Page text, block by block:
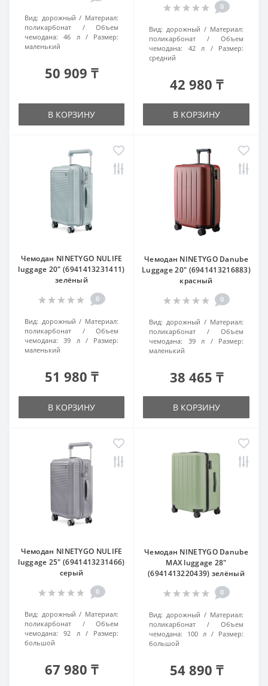
Вид: дорожный
Материал:
поликарбонат
Объем
чемодана:
46 л
Размер:
маленький
50 909 ₸
В КОРЗИНУ
0
Вид: дорожный
Материал:
поликарбонат
Объем
чемодана:
42 л
Размер:
средний
42 980 ₸
В КОРЗИНУ
Чемодан NINETYGO NULIFE
luggage 20" (6941413231411)
зелёный
0
Вид: дорожный
Материал:
поликарбонат
Объем
чемодана:
39 л
Размер:
маленький
51 980 ₸
В КОРЗИНУ
Чемодан NINETYGO Danube
Luggage 20" (6941413216883)
красный
0
Вид: дорожный
Материал:
поликарбонат
Объем
чемодана:
39 л
Размер:
маленький
38 465 ₸
В КОРЗИНУ
Чемодан NINETYGO NULIFE
luggage 25" (6941413231466)
серый
0
Вид: дорожный
Материал:
поликарбонат
Объем
чемодана:
92 л
Размер:
большой
67 980 ₸
Чемодан NINETYGO Danube
MAX luggage 28"
(6941413220439) зелёный
0
Вид: дорожный
Материал:
поликарбонат
Объем
чемодана:
100 л
Размер:
большой
54 890 ₸